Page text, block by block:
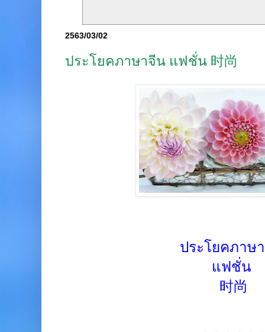
2563/03/02
ประโยคภาษาจีน แฟชั่น 时尚
ประโยคภาษ
แฟชั่น
时尚